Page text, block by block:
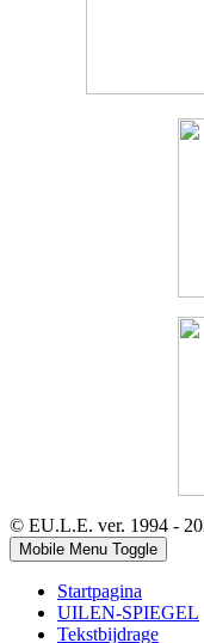
© EU.L.E. ver. 1994 -
Mobile Menu Toggle
Startpagina
UILEN-SPIEGEL
Tekstbijdrage